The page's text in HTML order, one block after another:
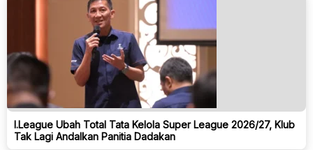
I.League Ubah Total Tata Kelola Super League 2026/27, Klub
Tak Lagi Andalkan Panitia Dadakan